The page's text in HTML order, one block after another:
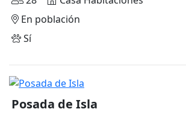
En población
Sí
Posada de Isla